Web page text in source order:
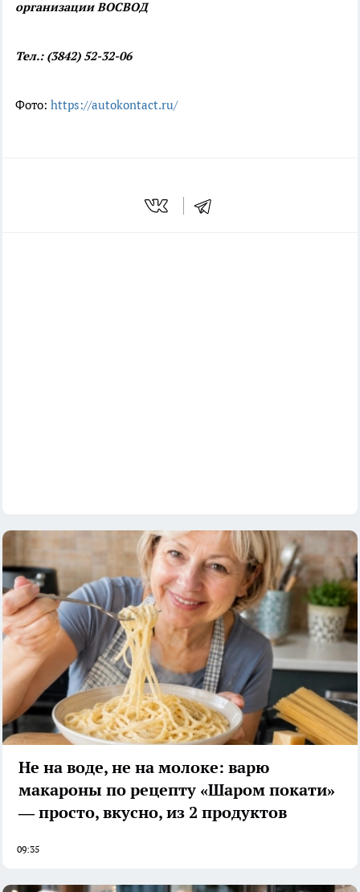
организации ВОСВОД
Тел.: (3842) 52-32-06
Фото: https://autokontact.ru/
Не на воде, не на молоке: варю
макароны по рецепту «Шаром покати»
— просто, вкусно, из 2 продуктов
09:35